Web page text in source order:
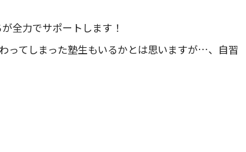
全力でサポートします！
ってしまった塾生もいるかとは思いますが…、自習